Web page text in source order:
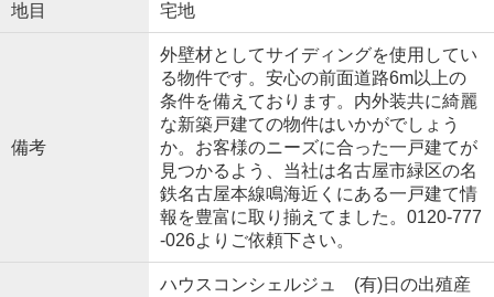
地目 宅地
備考
外壁材としてサイディングを使用してい
る物件です。安心の前面道路6m以上の
条件を備えております。内外装共に綺麗
な新築戸建ての物件はいかがでしょう
か。お客様のニーズに合った一戸建てが
見つかるよう、当社は名古屋市緑区の名
鉄名古屋本線鳴海近くにある一戸建て情
報を豊富に取り揃えてました。0120-777
-026よりご依頼下さい。
ハウスコンシェルジュ (有)日の出殖産